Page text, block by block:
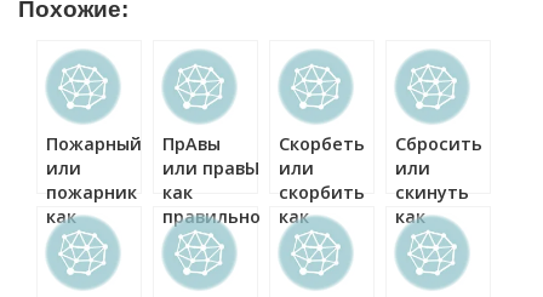
Похожие:
Пожарный
или
пожарник
как
правильно?
ПрАвы
или правЫ
как
правильно?
Скорбеть
или
скорбить
как
правильно?
Сбросить
или
скинуть
как
правильно?